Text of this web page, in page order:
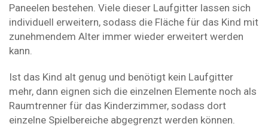
Paneelen bestehen. Viele dieser Laufgitter lassen sich
individuell erweitern, sodass die Fläche für das Kind mit
zunehmendem Alter immer wieder erweitert werden
kann.
Ist das Kind alt genug und benötigt kein Laufgitter
mehr, dann eignen sich die einzelnen Elemente noch als
Raumtrenner für das Kinderzimmer, sodass dort
einzelne Spielbereiche abgegrenzt werden können.